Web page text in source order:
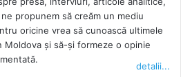
propunem să creăm un mediu
oricine vrea să cunoască ultimele
Moldova şi să-şi formeze o opinie
detalii...